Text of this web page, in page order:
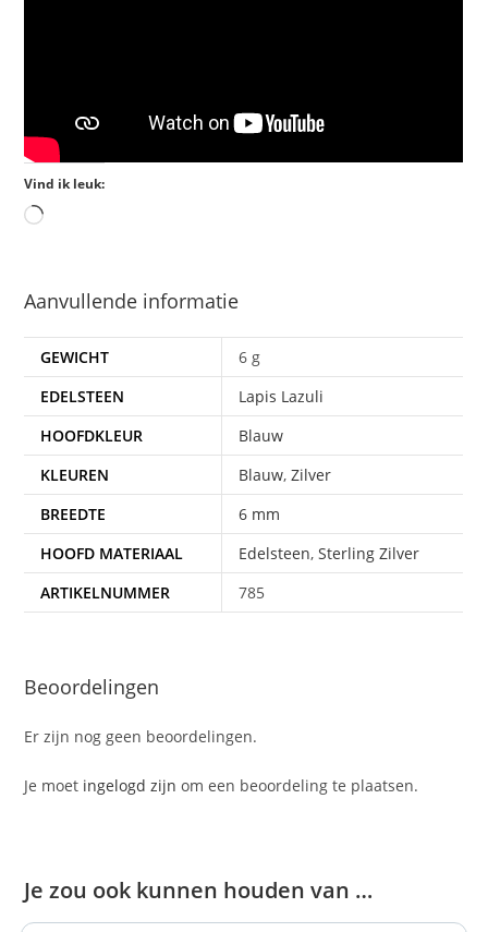
Vind ik leuk:
Aanvullende informatie
GEWICHT
6 g
EDELSTEEN
Lapis Lazuli
HOOFDKLEUR
Blauw
KLEUREN
Blauw,Zilver
BREEDTE
6 mm
HOOFD MATERIAAL
Edelsteen,Sterling Zilver
ARTIKELNUMMER
785
Beoordelingen
Er zijn nog geen beoordelingen.
Je moet ingelogd zijn om een beoordeling te plaatsen.
Je zou ook kunnen houden van …